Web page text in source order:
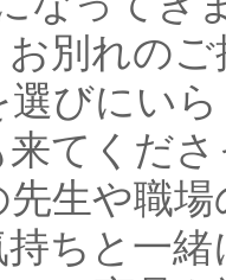
別れの
選びにい
来てくだ
先生や職
ちと一緒